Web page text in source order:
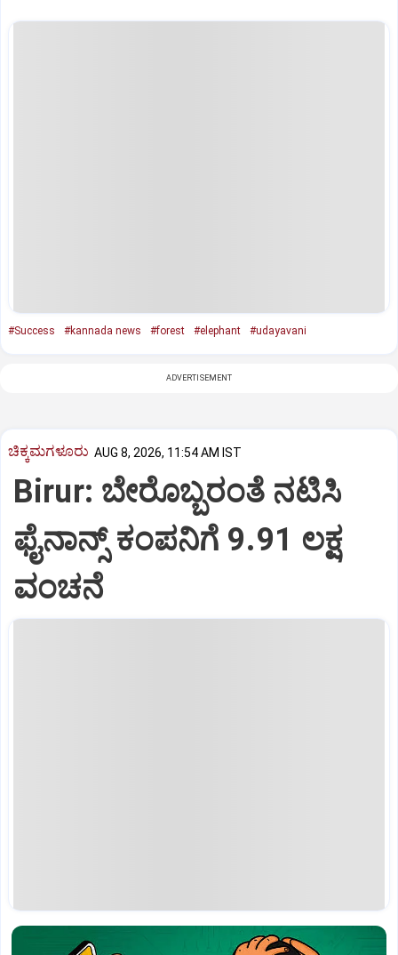
#Success #kannada news #forest #elephant #udayavani
ADVERTISEMENT
ಚಿಕ್ಕಮಗಳೂರು AUG 8, 2026, 11:54 AM IST
Birur: ಬೇರೊಬ್ಬರಂತೆ ನಟಿಸಿ
ಫೈನಾನ್ಸ್ ಕಂಪನಿಗೆ 9.91 ಲಕ್ಷ
ವಂಚನೆ